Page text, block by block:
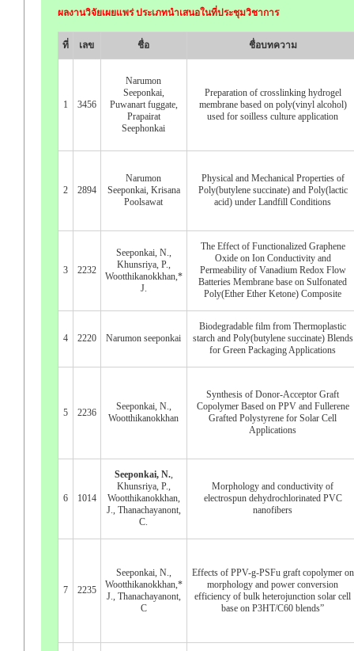
ผลงานวิจัยเผยแพร่ ประเภทนำเสนอในที่ประชุมวิชาการ
ที่ เลข ชื่อ ชื่อบทความ
1 3456
Narumon
Seeponkai,
Puwanart fuggate,
Prapairat
Seephonkai
Preparation of crosslinking hydrogel
membrane based on poly(vinyl alcohol)
used for soilless culture application
2 2894
Narumon
Seeponkai, Krisana
Poolsawat
Physical and Mechanical Properties of
Poly(butylene succinate) and Poly(lactic
acid) under Landfill Conditions
3 2232
Seeponkai, N.,
Khunsriya, P.,
Wootthikanokkhan,*
J.
The Effect of Functionalized Graphene
Oxide on Ion Conductivity and
Permeability of Vanadium Redox Flow
Batteries Membrane base on Sulfonated
Poly(Ether Ether Ketone) Composite
4 2220 Narumon seeponkai
Biodegradable film from Thermoplastic
starch and Poly(butylene succinate) Blends
for Green Packaging Applications
5 2236
Seeponkai, N.,
Wootthikanokkhan
Synthesis of Donor-Acceptor Graft
Copolymer Based on PPV and Fullerene
Grafted Polystyrene for Solar Cell
Applications
6 1014
Seeponkai, N.,
Khunsriya, P.,
Wootthikanokkhan,
J., Thanachayanont,
C.
Morphology and conductivity of
electrospun dehydrochlorinated PVC
nanofibers
7 2235
Seeponkai, N.,
Wootthikanokkhan,*
J., Thanachayanont,
C
Effects of PPV-g-PSFu graft copolymer on
morphology and power conversion
efficiency of bulk heterojunction solar cell
base on P3HT/C60 blends”